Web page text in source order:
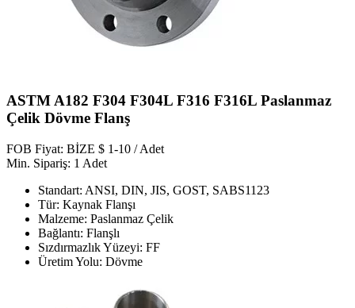
ASTM A182 F304 F304L F316 F316L Paslanmaz
Çelik Dövme Flanş
FOB Fiyat: BİZE $ 1-10 / Adet
Min. Sipariş: 1 Adet
Standart: ANSI, DIN, JIS, GOST, SABS1123
Tür: Kaynak Flanşı
Malzeme: Paslanmaz Çelik
Bağlantı: Flanşlı
Sızdırmazlık Yüzeyi: FF
Üretim Yolu: Dövme